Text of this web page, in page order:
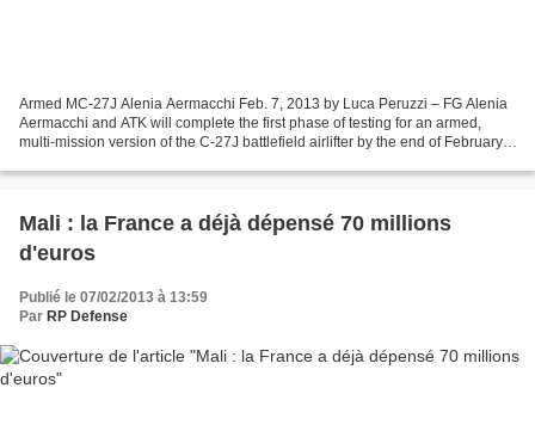
Armed MC-27J Alenia Aermacchi Feb. 7, 2013 by Luca Peruzzi – FG Alenia
Aermacchi and ATK will complete the first phase of testing for an armed,
multi-mission version of the C-27J battlefield airlifter by the end of February.
Mali : la France a déjà dépensé 70 millions
d'euros
Publié le 07/02/2013 à 13:59
Par RP Defense